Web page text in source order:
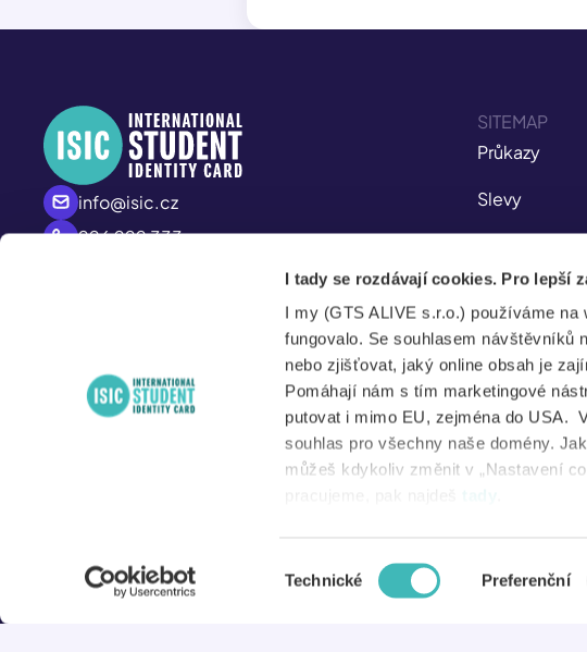
I tady se rozdávají cookies. Pro lepší
I my (GTS ALIVE s.r.o.) používáme
fungovalo. Se souhlasem návštěvníků
nebo zjišťovat, jaký online obsah je
Pomáhají nám s tím marketingové
putovat i mimo EU, zejména do USA.
souhlas pro všechny naše domény.
můžeš kdykoliv změnit v „Nastavení
souhlasu
Technické Preferenční
info@isic.cz
226 222 333
SITEMAP
Průkazy
Slevy
Aplikace
Student Jobs
FAQ
Novinky
Duševní
© 2026 ISIC